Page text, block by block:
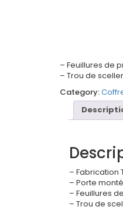
– Feuillures de
– Trou de
Category:
– Fabrication
– Porte
– Feuillures
– Trou de